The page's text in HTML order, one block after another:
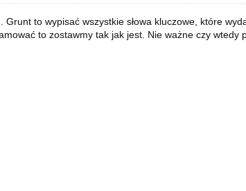
Grunt to wypisać wszystkie słowa kluczowe, które
to zostawmy tak jak jest. Nie ważne czy wtedy